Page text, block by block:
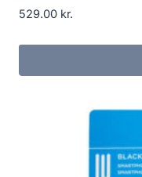
529.00 kr.